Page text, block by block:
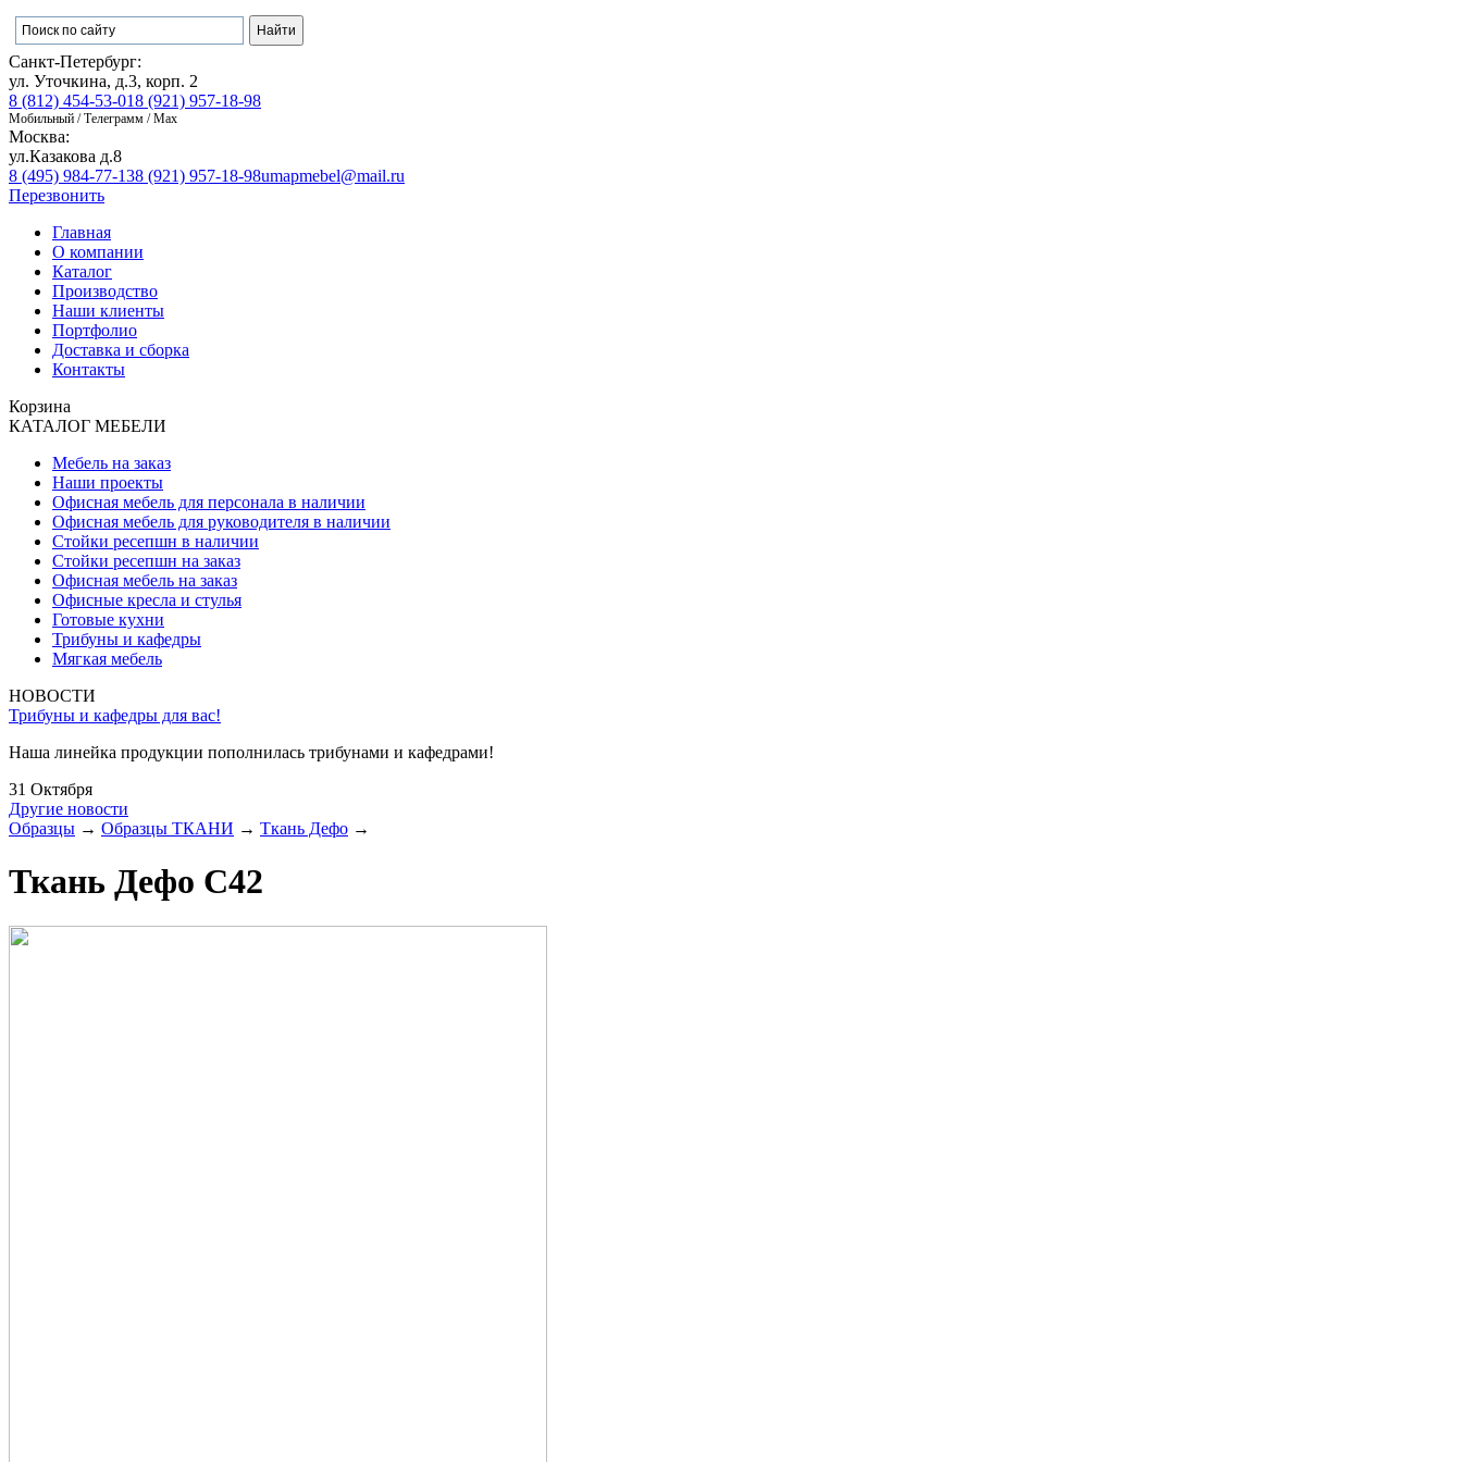
Санкт-Петербург:
ул. Уточкина, д.3, корп. 2
8 (812) 454-53-018 (921) 957-18-98
Мобильный / Телеграмм / Max
Москва:
ул.Казакова д.8
8 (495) 984-77-138 (921) 957-18-98umapmebel@mail.ru
Перезвонить
Главная
О компании
Каталог
Производство
Наши клиенты
Портфолио
Доставка и сборка
Контакты
Корзина
КАТАЛОГ МЕБЕЛИ
Мебель на заказ
Наши проекты
Офисная мебель для персонала в наличии
Офисная мебель для руководителя в наличии
Стойки ресепшн в наличии
Стойки ресепшн на заказ
Офисная мебель на заказ
Офисные кресла и стулья
Готовые кухни
Трибуны и кафедры
Мягкая мебель
НОВОСТИ
Трибуны и кафедры для вас!
Наша линейка продукции пополнилась трибунами и кафедрами!
31 Октября
Другие новости
Образцы → Образцы ТКАНИ → Ткань Дефо →
Ткань Дефо С42